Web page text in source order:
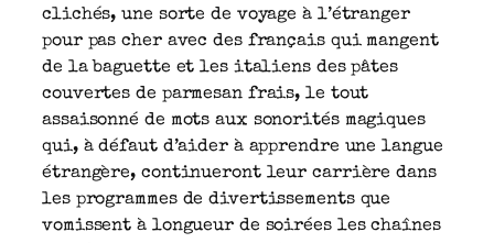
clichés, une sorte de voyage à l’étranger
pour pas cher avec des français qui mangent
de la baguette et les italiens des pâtes
couvertes de parmesan frais, le tout
assaisonné de mots aux sonorités magiques
qui, à défaut d’aider à apprendre une langue
étrangère, continueront leur carrière dans
les programmes de divertissements que
vomissent à longueur de soirées les chaînes